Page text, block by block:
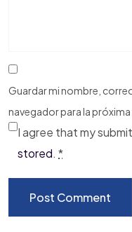
Guardar mi nombre,
navegador para la
I agree that my
stored. *